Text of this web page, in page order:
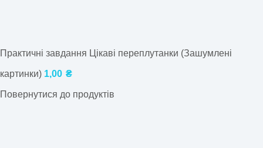
Практичні завдання Цікаві переплутанки (Зашумлені
картинки) 1,00 ₴
Повернутися до продуктів